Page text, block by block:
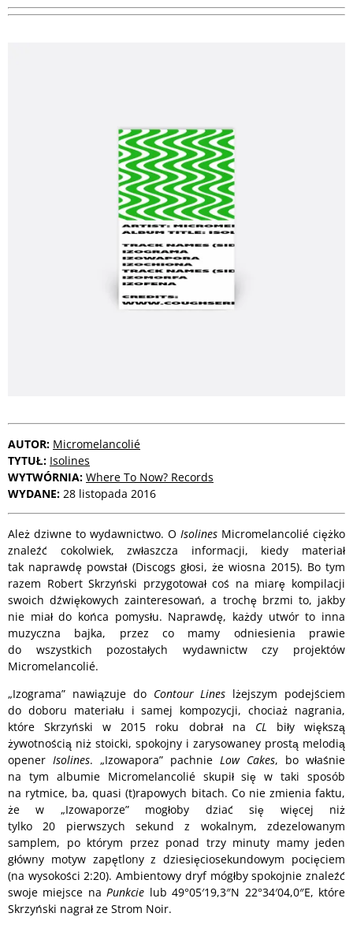
AUTOR: Micromelancolié
TYTUŁ: Isolines
WYTWÓRNIA: Where To Now? Records
WYDANE: 28 listopada 2016
Ależ dziwne to wydawnictwo. O Isolines Micromelancolié ciężko
znaleźć cokolwiek, zwłaszcza informacji, kiedy materiał
tak naprawdę powstał (Discogs głosi, że wiosna 2015). Bo tym
razem Robert Skrzyński przygotował coś na miarę kompilacji
swoich dźwiękowych zainteresowań, a trochę brzmi to, jakby
nie miał do końca pomysłu. Naprawdę, każdy utwór to inna
muzyczna bajka, przez co mamy odniesienia prawie
do wszystkich pozostałych wydawnictw czy projektów
Micromelancolié.
„Izograma” nawiązuje do Contour Lines lżejszym podejściem
do doboru materiału i samej kompozycji, chociaż nagrania,
które Skrzyński w 2015 roku dobrał na CL biły większą
żywotnością niż stoicki, spokojny i zarysowaney prostą melodią
opener Isolines. „Izowapora” pachnie Low Cakes, bo właśnie
na tym albumie Micromelancolié skupił się w taki sposób
na rytmice, ba, quasi (t)rapowych bitach. Co nie zmienia faktu,
że w „Izowaporze” mogłoby dziać się więcej niż
tylko 20 pierwszych sekund z wokalnym, zdezelowanym
samplem, po którym przez ponad trzy minuty mamy jeden
główny motyw zapętlony z dziesięciosekundowym pocięciem
(na wysokości 2:20). Ambientowy dryf mógłby spokojnie znaleźć
swoje miejsce naPunkcie lub 49°05′19,3″N 22°34′04,0″E, które
Skrzyński nagrał ze Strom Noir.